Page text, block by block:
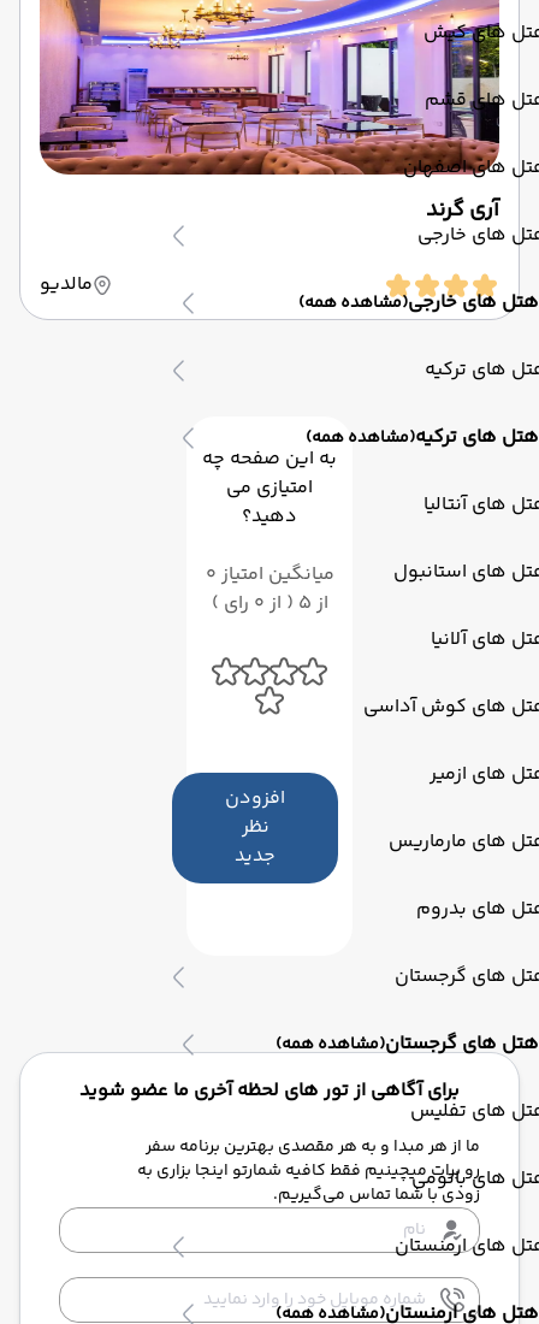
های کیش
های قشم
های اصفهان
های خارجی
هتل های خارجی(مشاهده همه)
های ترکیه
هتل های ترکیه(مشاهده همه)
های آنتالیا
های استانبول
های آلانیا
های کوش آداسی
های ازمیر
های مارماریس
های بدروم
های گرجستان
هتل های گرجستان(مشاهده همه)
های تفلیس
های باتومی
های ارمنستان
هتل های ارمنستان(مشاهده همه)
آری گرند
مالدیو
به این صفحه چه
امتیازی می
دهید؟
میانگین امتیاز 0
از 5 ( از 0 رای )
افزودن
نظر
جدید
برای آگاهی از تور های لحظه آخری ما عضو شوید
ما از هر مبدا و به هر مقصدی بهترین برنامه سفر
رو برات میچینیم فقط کافیه شمارتو اینجا بزاری به
زودی با شما تماس می‌گیریم.